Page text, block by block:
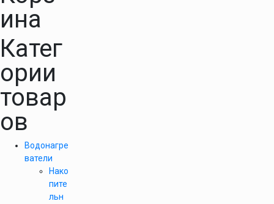
ина
Катег
ории
товар
ов
Водонагре
ватели
Нако
пите
льн